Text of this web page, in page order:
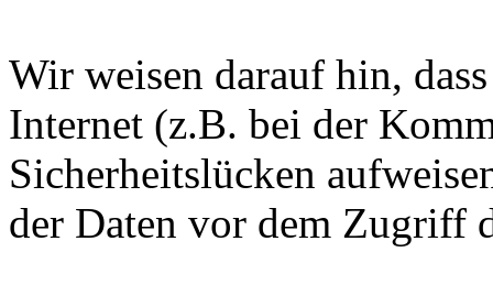
Wir weisen darauf hin,
Internet (z.B. bei der
Sicherheitslücken
der Daten vor dem Zugriff